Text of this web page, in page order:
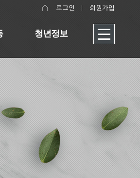
로그인 회원가입
청년정보